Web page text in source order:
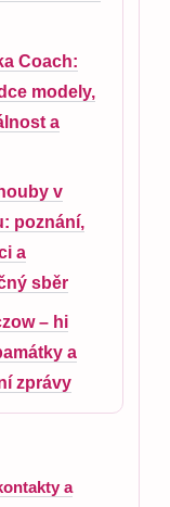
Coach:
modely,
a
v
poznání,
a
sběr
– hi
a
zprávy
a